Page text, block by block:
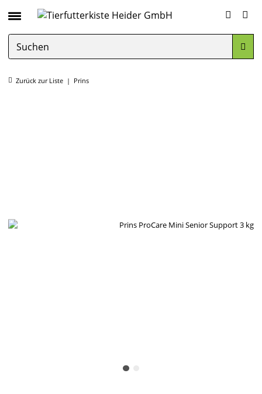
Zurück zur Liste Prins